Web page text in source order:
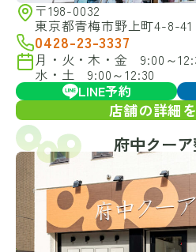
〒198-0032
東京都青梅市野上町4-8-41
0428-23-3337
月・火・木・金 9:00～
水・土 9:00～12:30
LINE予約
店舗の詳細
府中クー